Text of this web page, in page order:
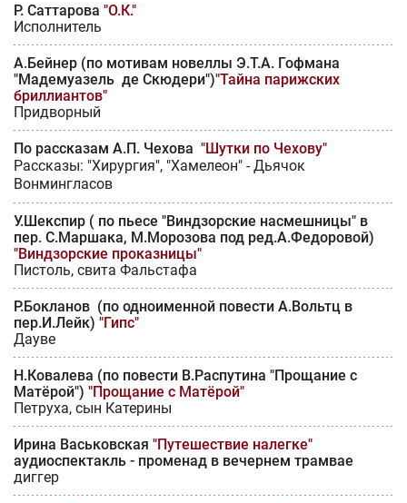
Р. Саттарова "О.К."
Исполнитель
А.Бейнер (по мотивам новеллы Э.Т.А. Гофмана
"Мадемуазель де Скюдери")"Тайна парижских
бриллиантов"
Придворный
По рассказам А.П. Чехова "Шутки по Чехову"
Рассказы: "Хирургия", "Хамелеон" - Дьячок
Вонмингласов
У.Шекспир ( по пьесе "Виндзорские насмешницы" в
пер. С.Маршака, М.Морозова под ред.А.Федоровой)
"Виндзорские проказницы"
Пистоль, свита Фальстафа
Р.Бокланов (по одноименной повести А.Вольтц в
пер.И.Лейк) "Гипс"
Дауве
Н.Ковалева (по повести В.Распутина "Прощание с
Матёрой") "Прощание с Матёрой"
Петруха, сын Катерины
Ирина Васьковская "Путешествие налегке"
аудиоспектакль - променад в вечернем трамвае
диггер